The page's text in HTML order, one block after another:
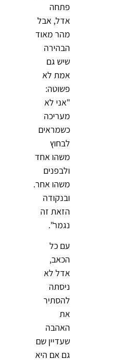
פתחה
אדל, אבל
מהר מאוד
הבהירה
שיש גם
אמת לא
פשוטה:
"אני לא
מעריכה
כשמראים
לבחוץ
משהו אחד
ולבפנים
משהו אחר.
ובנקודה
הזאת זה
נגמר".
עם כל
הכאב,
אדל לא
ניסתה
להסתיר
את
האהבה
שעדיין שם
גם אם היא